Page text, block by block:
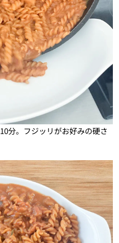
分。フジッリがお好みの硬さ